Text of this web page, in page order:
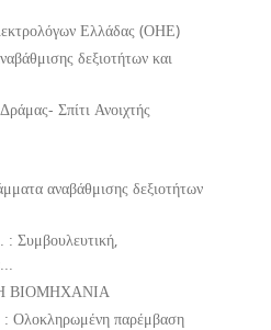
Ελλάδας (ΟΗΕ)
δεξιοτήτων και
Σπίτι Ανοιχτής
αναβάθμισης δεξιοτήτων
Συμβουλευτική,
ΒΙΟΜΗΧΑΝΙΑ
παρέμβαση